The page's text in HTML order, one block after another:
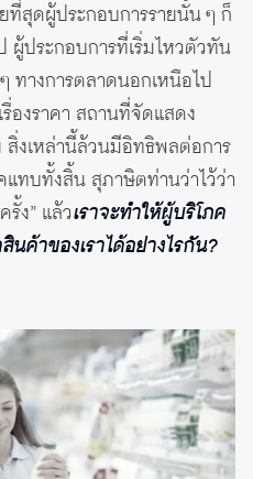
ที่สุดผู้ประกอบการรายนั้น ๆ ก็
ผู้ประกอบการที่เริ่มไหวตัวทัน
ทางการตลาดนอกเหนือไป
องราคา สถานที่จัดแสดง
สิ่งเหล่านี้ล้วนมีอิทธิพลต่อการ
ทบทั้งสิ้น สุภาษิตท่านว่าไว้ว่า
รั้ง” แล้วเราจะทำให้ผู้บริโภค
ค้าของเราได้อย่างไรกัน?